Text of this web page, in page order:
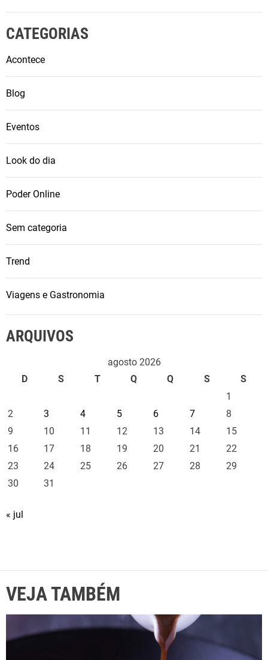
CATEGORIAS
Acontece
Blog
Eventos
Look do dia
Poder Online
Sem categoria
Trend
Viagens e Gastronomia
ARQUIVOS
agosto 2026
D
S T Q Q S
S
1
2
3 4 5 6 7
8
9
10 11 12 13 14
15
16
17 18 19 20 21
22
23
24 25 26 27 28
29
30
31
« jul
VEJA TAMBÉM